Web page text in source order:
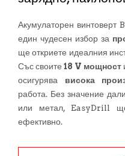
Акумулаторен
един чудесен избор за
ще откриете идеалния
Със своите 18 V мощност
осигурява висока
работа. Без значение
или метал, EasyDrill
ефективно.